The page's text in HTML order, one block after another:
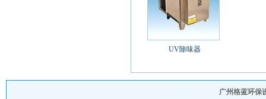
UV除味器
广州格蓝环保